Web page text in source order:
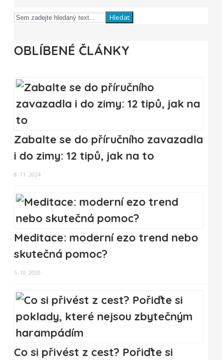
Hledat
OBLÍBENÉ ČLÁNKY
Zabalte se do příručního zavazadla
i do zimy: 12 tipů, jak na to
8. 11. 2024
Meditace: moderní ezo trend nebo
skutečná pomoc?
5. 10. 2020
Co si přivést z cest? Pořiďte si